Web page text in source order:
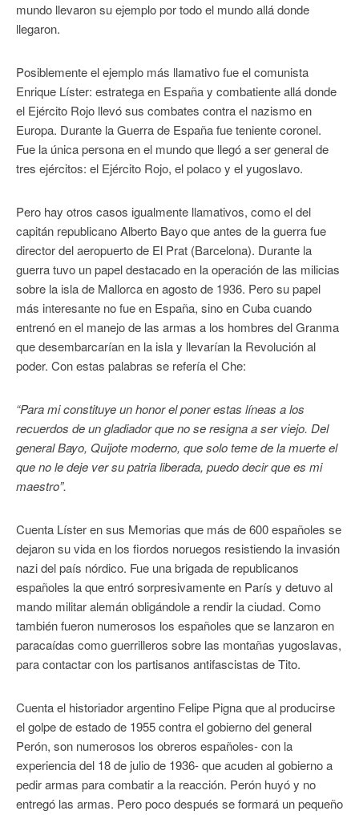
mundo llevaron su ejemplo por todo el mundo allá donde
llegaron.
Posiblemente el ejemplo más llamativo fue el comunista
Enrique Líster: estratega en España y combatiente allá donde
el Ejército Rojo llevó sus combates contra el nazismo en
Europa. Durante la Guerra de España fue teniente coronel.
Fue la única persona en el mundo que llegó a ser general de
tres ejércitos: el Ejército Rojo, el polaco y el yugoslavo.
Pero hay otros casos igualmente llamativos, como el del
capitán republicano Alberto Bayo que antes de la guerra fue
director del aeropuerto de El Prat (Barcelona). Durante la
guerra tuvo un papel destacado en la operación de las milicias
sobre la isla de Mallorca en agosto de 1936. Pero su papel
más interesante no fue en España, sino en Cuba cuando
entrenó en el manejo de las armas a los hombres del Granma
que desembarcarían en la isla y llevarían la Revolución al
poder. Con estas palabras se refería el Che:
“Para mi constituye un honor el poner estas líneas a los
recuerdos de un gladiador que no se resigna a ser viejo. Del
general Bayo, Quijote moderno, que solo teme de la muerte el
que no le deje ver su patria liberada, puedo decir que es mi
maestro”.
Cuenta Líster en sus Memorias que más de 600 españoles se
dejaron su vida en los fiordos noruegos resistiendo la invasión
nazi del país nórdico. Fue una brigada de republicanos
españoles la que entró sorpresivamente en París y detuvo al
mando militar alemán obligándole a rendir la ciudad. Como
también fueron numerosos los españoles que se lanzaron en
paracaídas como guerrilleros sobre las montañas yugoslavas,
para contactar con los partisanos antifascistas de Tito.
Cuenta el historiador argentino Felipe Pigna que al producirse
el golpe de estado de 1955 contra el gobierno del general
Perón, son numerosos los obreros españoles- con la
experiencia del 18 de julio de 1936- que acuden al gobierno a
pedir armas para combatir a la reacción. Perón huyó y no
entregó las armas. Pero poco después se formará un pequeño